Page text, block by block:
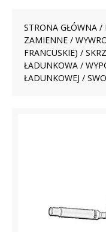
STRONA GŁÓWNA /
ZAMIENNE /
FRANCUSKIE) /
ŁADUNKOWA /
ŁADUNKOWEJ /